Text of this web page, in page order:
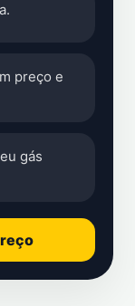
preço e
gás